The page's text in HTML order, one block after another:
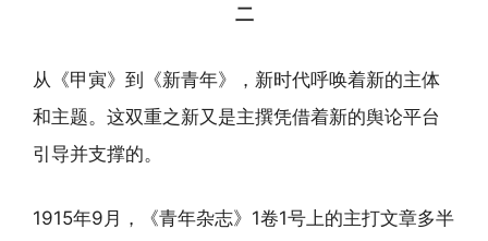
二
从《甲寅》到《新青年》，新时代呼唤着新的主体
和主题。这双重之新又是主撰凭借着新的舆论平台
引导并支撑的。
1915年9月，《青年杂志》1卷1号上的主打文章多半